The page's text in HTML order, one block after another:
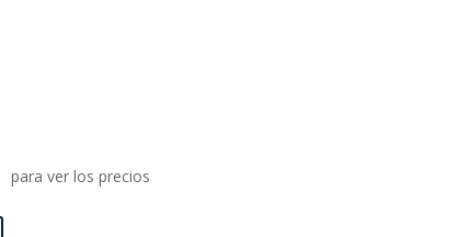
para ver los precios